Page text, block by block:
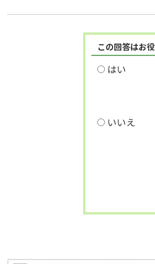
この回答はお
はい
いいえ